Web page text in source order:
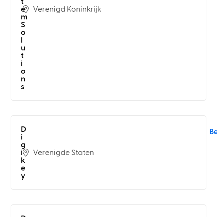
e
m
S
o
u
t
i
o
n
s
Verenigd Koninkrijk
D
i
g
i
k
e
y
Verenigde Staten